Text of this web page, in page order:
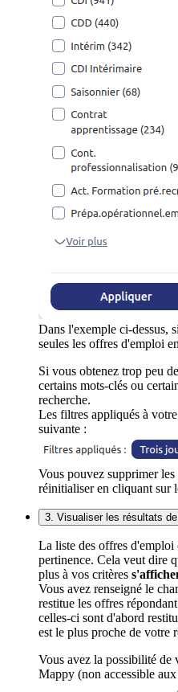
Dans l'exemple ci-dessus,
seules les offres d'emploi
Si vous obtenez trop peu
certains mots-clés ou
recherche.
Les filtres appliqués à
suivante :
Vous pouvez supprimer
réinitialiser en cliquant sur
3. Visualiser les résultats
La liste des offres d'emploi
pertinence. Cela veut dire
plus à vos critères
Vous avez renseigné le
restitue les offres
celles-ci sont d'abord
est le plus proche de votre
Vous avez la possibilité de
Mappy (non accessible